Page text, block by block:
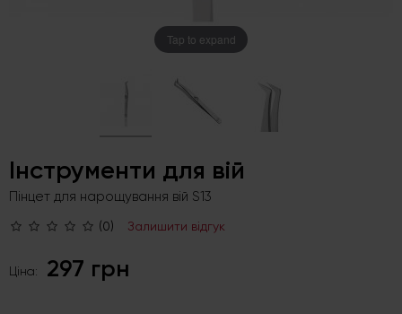
Tap to expand
Інструменти для вій
Пінцет для нарощування вій S13
(0) Залишити відгук
Ціна: 297 грн